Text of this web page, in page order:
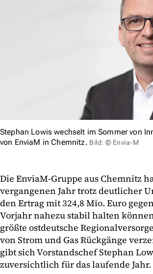
Stephan Lowis wechselt im Sommer von
von EnviaM in Chemnitz. Bild: © Envia-M
Die EnviaM-Gruppe aus Chemnitz
vergangenen Jahr trotz deutlicher
den Ertrag mit 324,8 Mio. Euro
Vorjahr nahezu stabil halten
größte ostdeutsche
von Strom und Gas Rückgänge
gibt sich Vorstandschef Stephan
zuversichtlich für das laufende Jahr.